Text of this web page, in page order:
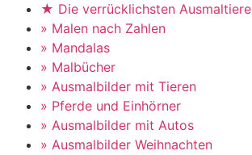
★ Die verrücklichsten Ausmaltiere
» Malen nach Zahlen
» Mandalas
» Malbücher
» Ausmalbilder mit Tieren
» Pferde und Einhörner
» Ausmalbilder mit Autos
» Ausmalbilder Weihnachten